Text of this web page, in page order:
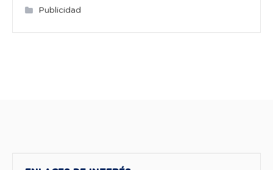
Publicidad